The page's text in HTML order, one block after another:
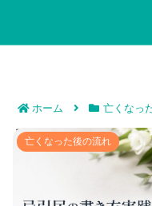
ホーム 亡くなっ
忌引届の書き方実践ガ
必要書類を
亡くなった後の流れ